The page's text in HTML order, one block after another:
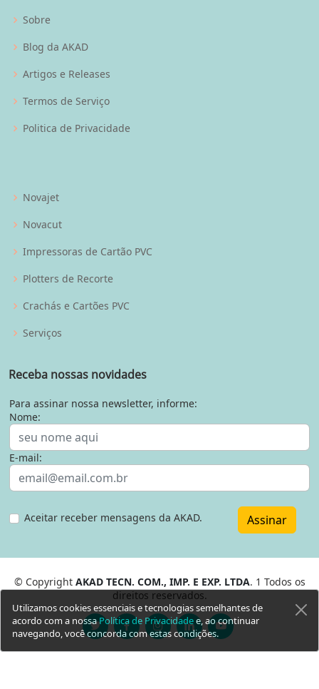
Sobre
Blog da AKAD
Artigos e Releases
Termos de Serviço
Politica de Privacidade
Novajet
Novacut
Impressoras de Cartão PVC
Plotters de Recorte
Crachás e Cartões PVC
Serviços
Receba nossas novidades
Para assinar nossa newsletter, informe:
Nome:
E-mail:
Aceitar receber mensagens da AKAD. Assinar
© Copyright AKAD TECN. COM., IMP. E EXP. LTDA. 1 Todos os
direitos reservados.
Utilizamos cookies essenciais e tecnologias semelhantes de
acordo com a nossaPolítica de Privacidadee, ao continuar
navegando, você concorda com estas condições.